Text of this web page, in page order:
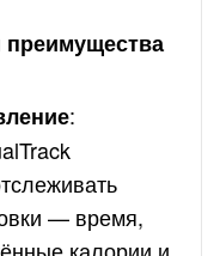
:
— время,
калории и